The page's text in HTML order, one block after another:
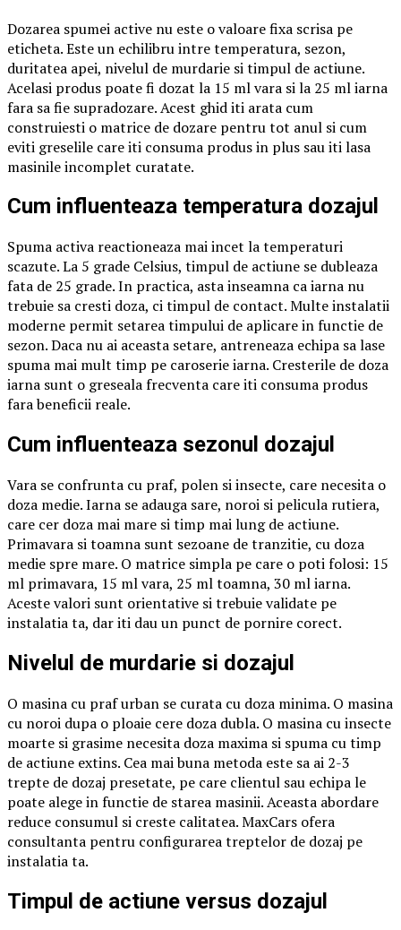
Dozarea spumei active nu este o valoare fixa scrisa pe
eticheta. Este un echilibru intre temperatura, sezon,
duritatea apei, nivelul de murdarie si timpul de actiune.
Acelasi produs poate fi dozat la 15 ml vara si la 25 ml iarna
fara sa fie supradozare. Acest ghid iti arata cum
construiesti o matrice de dozare pentru tot anul si cum
eviti greselile care iti consuma produs in plus sau iti lasa
masinile incomplet curatate.
Cum influenteaza temperatura dozajul
Spuma activa reactioneaza mai incet la temperaturi
scazute. La 5 grade Celsius, timpul de actiune se dubleaza
fata de 25 grade. In practica, asta inseamna ca iarna nu
trebuie sa cresti doza, ci timpul de contact. Multe instalatii
moderne permit setarea timpului de aplicare in functie de
sezon. Daca nu ai aceasta setare, antreneaza echipa sa lase
spuma mai mult timp pe caroserie iarna. Cresterile de doza
iarna sunt o greseala frecventa care iti consuma produs
fara beneficii reale.
Cum influenteaza sezonul dozajul
Vara se confrunta cu praf, polen si insecte, care necesita o
doza medie. Iarna se adauga sare, noroi si pelicula rutiera,
care cer doza mai mare si timp mai lung de actiune.
Primavara si toamna sunt sezoane de tranzitie, cu doza
medie spre mare. O matrice simpla pe care o poti folosi: 15
ml primavara, 15 ml vara, 25 ml toamna, 30 ml iarna.
Aceste valori sunt orientative si trebuie validate pe
instalatia ta, dar iti dau un punct de pornire corect.
Nivelul de murdarie si dozajul
O masina cu praf urban se curata cu doza minima. O masina
cu noroi dupa o ploaie cere doza dubla. O masina cu insecte
moarte si grasime necesita doza maxima si spuma cu timp
de actiune extins. Cea mai buna metoda este sa ai 2-3
trepte de dozaj presetate, pe care clientul sau echipa le
poate alege in functie de starea masinii. Aceasta abordare
reduce consumul si creste calitatea. MaxCars ofera
consultanta pentru configurarea treptelor de dozaj pe
instalatia ta.
Timpul de actiune versus dozajul